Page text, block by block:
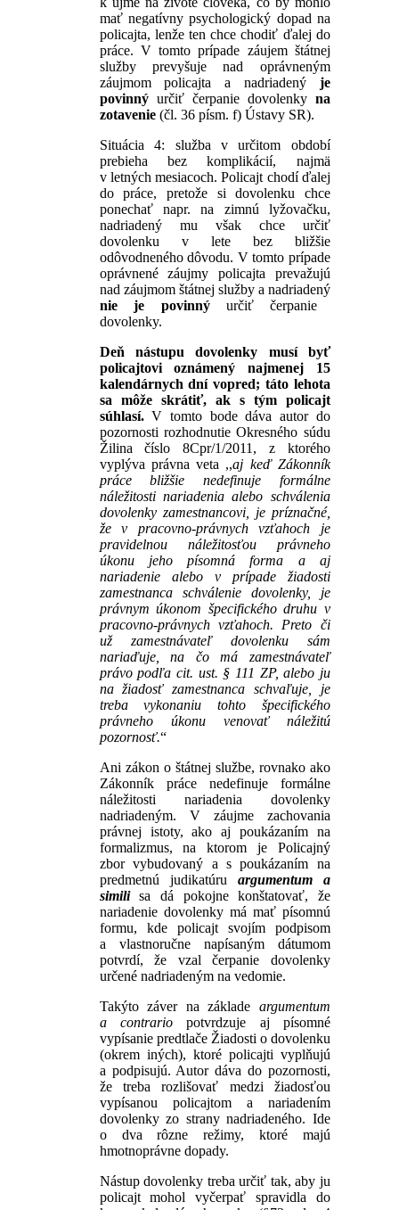
mať negatívny psychologický dopad na
policajta, lenže ten chce chodiť ďalej do
práce. V tomto prípade záujem štátnej
služby prevyšuje nad oprávneným
záujmom policajta a nadriadený je
povinnýurčiť čerpanie dovolenky na
zotavenie(čl. 36 písm. f) Ústavy SR).
Situácia 4: služba v určitom období
prebieha bez komplikácií, najmä
v letných mesiacoch. Policajt chodí ďalej
do práce, pretože si dovolenku chce
ponechať napr. na zimnú lyžovačku,
nadriadený mu však chce určiť
dovolenku v lete bez bližšie
odôvodneného dôvodu. V tomto prípade
oprávnené záujmy policajta prevažujú
nad záujmom štátnej služby a nadriadený
nie je povinnýurčiť čerpanie
dovolenky.
Deň nástupu dovolenky musí byť
policajtovi oznámený najmenej 15
kalendárnych dní vopred; táto lehota
sa môže skrátiť, ak s tým policajt
súhlasí.V tomto bode dáva autor do
pozornosti rozhodnutie Okresného súdu
Žilina číslo 8Cpr/1/2011, z ktorého
vyplýva právna veta ,,aj keď Zákonník
práce bližšie nedefinuje formálne
náležitosti nariadenia alebo schválenia
dovolenky zamestnancovi, je príznačné,
že v pracovno-právnych vzťahoch je
pravidelnou náležitosťou právneho
úkonu jeho písomná forma a aj
nariadenie alebo v prípade žiadosti
zamestnanca schválenie dovolenky, je
právnym úkonom špecifického druhu v
pracovno-právnych vzťahoch. Preto či
už zamestnávateľ dovolenku sám
nariaďuje, na čo má zamestnávateľ
právo podľa cit. ust. § 111 ZP, alebo ju
na žiadosť zamestnanca schvaľuje, je
treba vykonaniu tohto špecifického
právneho úkonu venovať náležitú
pozornosť.“
Ani zákon o štátnej službe, rovnako ako
Zákonník práce nedefinuje formálne
náležitosti nariadenia dovolenky
nadriadeným. V záujme zachovania
právnej istoty, ako aj poukázaním na
formalizmus, na ktorom je Policajný
zbor vybudovaný a s poukázaním na
predmetnú judikatúru argumentum a
similisa dá pokojne konštatovať, že
nariadenie dovolenky má mať písomnú
formu, kde policajt svojím podpisom
a vlastnoručne napísaným dátumom
potvrdí, že vzal čerpanie dovolenky
určené nadriadeným na vedomie.
Takýto záver na základe argumentum
a contrariopotvrdzuje aj písomné
vypísanie predtlače Žiadosti o dovolenku
(okrem iných), ktoré policajti vyplňujú
a podpisujú. Autor dáva do pozornosti,
že treba rozlišovať medzi žiadosťou
vypísanou policajtom a nariadením
dovolenky zo strany nadriadeného. Ide
o dva rôzne režimy, ktoré majú
hmotnoprávne dopady.
Nástup dovolenky treba určiť tak, aby ju
policajt mohol vyčerpať spravidla do